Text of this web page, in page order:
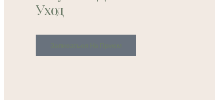
Уход